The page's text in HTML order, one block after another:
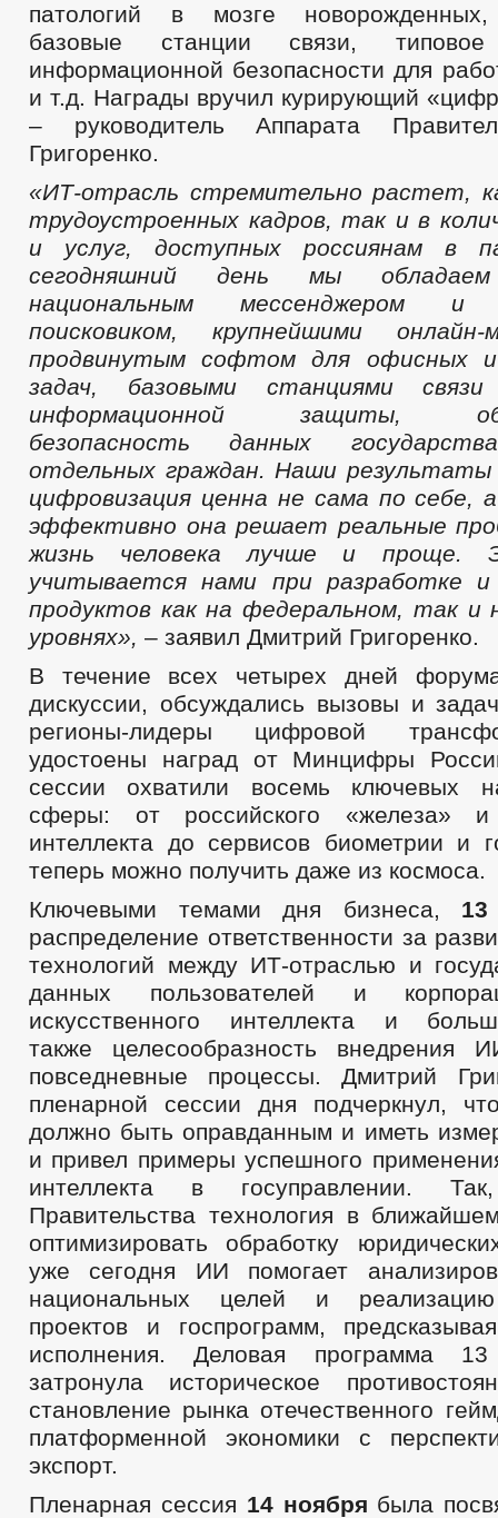
патологий в мозге новорожденных,
базовые станции связи,
информационной безопасности для
и т.д. Награды вручил курирующий
– руководитель Аппарата
Григоренко.
«ИТ-отрасль стремительно растет,
трудоустроенных кадров, так и в
и услуг, доступных россиянам в
сегодняшний день мы обладаем
национальным мессенджером и
поисковиком,
крупнейшими онлайн-
продвинутымсофтом для офисных
задач, базовыми станциями
информационной защиты,
безопасность данных государства
отдельных граждан. Наши
цифровизация ценна не сама по себе,
эффективно она решает реальные
жизнь человека лучше и проще.
учитываетсянами при разработке
продуктов как на федеральном, так и
уровнях», – заявил Дмитрий Григоренко.
В течение всех четырех дней
дискуссии, обсуждались вызовы и
регионы-лидеры цифровой
удостоены наград от Минцифры
сессии охватили восемь ключевых
сферы: от российского «железа» и
интеллекта до сервисов биометрии и
теперь можно получить даже из космоса.
Ключевыми темами дня бизнеса,
распределение ответственности за
технологий между ИТ-отраслью и
данных пользователей и
искусственного интеллекта и
также целесообразность
повседневные процессы. Дмитрий
пленарной сессии дня подчеркнул,
должно быть оправданным и иметь
и привел примеры успешного
интеллекта в госуправлении.
Правительства технология в
оптимизировать обработку
уже сегодня ИИ помогает
национальных целей и
проектов и госпрограмм,
исполнения. Деловая программа
затронула историческое
становление рынка отечественного
платформенной экономики с
экспорт.
Пленарная сессия 14 ноября была